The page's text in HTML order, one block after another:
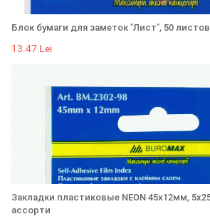
Блок бумаги для заметок "Лист", 50
13.47 Lei
Закладки пластиковые NEON 45x12мм,
ассорти